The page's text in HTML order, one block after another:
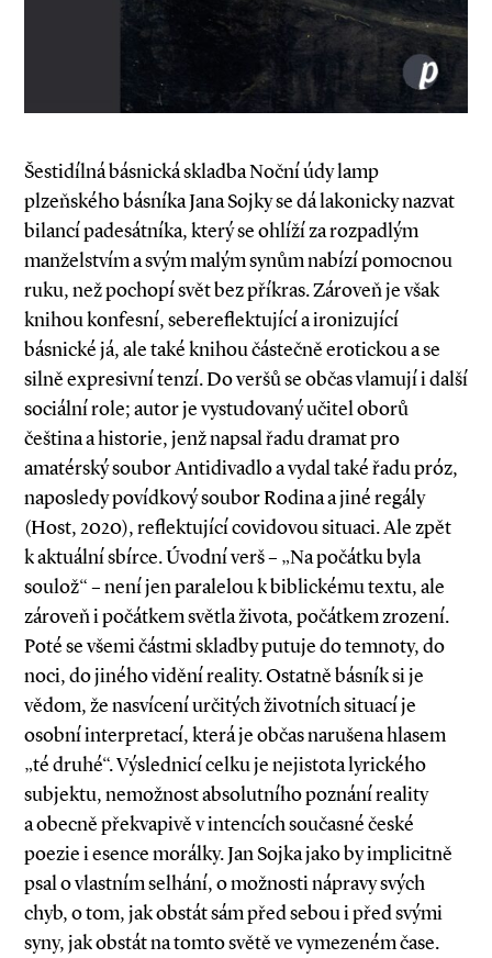
Šestidílná básnická skladba Noční údy lamp
plzeňského básníka Jana Sojky se dá lakonicky nazvat
bilancí padesátníka, který se ohlíží za rozpadlým
manželstvím a svým malým synům nabízí pomocnou
ruku, než pochopí svět bez příkras. Zároveň je však
knihou konfesní, sebereflektující a ironizující
básnické já, ale také knihou částečně erotickou a se
silně expresivní tenzí. Do veršů se občas vlamují i další
sociální role; autor je vystudovaný učitel oborů
čeština a historie, jenž napsal řadu dramat pro
amatérský soubor Antidivadlo a vydal také řadu próz,
naposledy povídkový soubor Rodina a jiné regály
(Host, 2020), reflektující covidovou situaci. Ale zpět
k aktuální sbírce. Úvodní verš – „Na počátku byla
soulož“ – není jen paralelou k biblickému textu, ale
zároveň i počátkem světla života, počátkem zrození.
Poté se všemi částmi skladby putuje do temnoty, do
noci, do jiného vidění reality. Ostatně básník si je
vědom, že nasvícení určitých životních situací je
osobní interpretací, která je občas narušena hlasem
„té druhé“. Výslednicí celku je nejistota lyrického
subjektu, nemožnost absolutního poznání reality
a obecně překvapivě v intencích současné české
poezie i esence morálky. Jan Sojka jako by implicitně
psal o vlastním selhání, o možnosti nápravy svých
chyb, o tom, jak obstát sám před sebou i před svými
syny, jak obstát na tomto světě ve vymezeném čase.